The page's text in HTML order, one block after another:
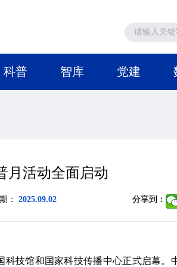
科普 智库 党建
月活动全面启动
： 2025.09.02 分享到：
科技馆和国家科技传播中心正式启幕。